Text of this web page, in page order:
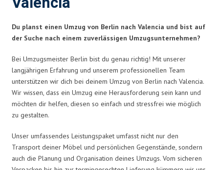
Du planst einen Umzug von Berlin nach Valencia und bist auf
der Suche nach einem zuverlässigen Umzugsunternehmen?
Bei Umzugsmeister Berlin bist du genau richtig! Mit unserer
langjährigen Erfahrung und unserem professionellen Team
unterstützen wir dich bei deinem Umzug von Berlin nach Valencia.
Wir wissen, dass ein Umzug eine Herausforderung sein kann und
möchten dir helfen, diesen so einfach und stressfrei wie möglich
zu gestalten.
Unser umfassendes Leistungspaket umfasst nicht nur den
Transport deiner Möbel und persönlichen Gegenstände, sondern
auch die Planung und Organisation deines Umzugs. Vom sicheren